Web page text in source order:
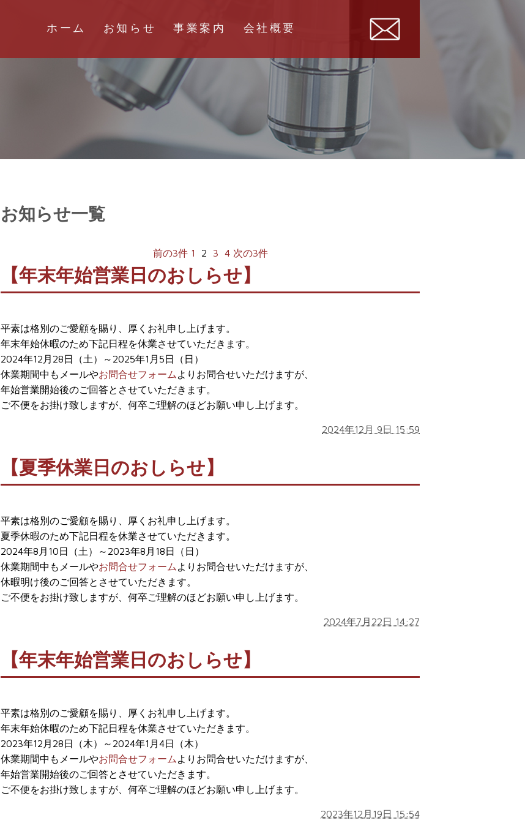
ホーム お知らせ 事業案内 会社概要
お知らせ一覧
前の3件 1 2 3 4 次の3件
【年末年始営業日のおしらせ】
平素は格別のご愛顧を賜り、厚くお礼申し上げます。
年末年始休暇のため下記日程を休業させていただきます。
2024年12月28日（土）～2025年1月5日（日）
休業期間中もメールやお問合せフォーム よりお問合せいただけますが、
年始営業開始後のご回答とさせていただきます。
ご不便をお掛け致しますが、何卒ご理解のほどお願い申し上げます。
2024年12月 9日 15:59
【夏季休業日のおしらせ】
平素は格別のご愛顧を賜り、厚くお礼申し上げます。
夏季休暇のため下記日程を休業させていただきます。
2024年8月10日（土）～2023年8月18日（日）
休業期間中もメールやお問合せフォーム よりお問合せいただけますが、
休暇明け後のご回答とさせていただきます。
ご不便をお掛け致しますが、何卒ご理解のほどお願い申し上げます。
2024年7月22日 14:27
【年末年始営業日のおしらせ】
平素は格別のご愛顧を賜り、厚くお礼申し上げます。
年末年始休暇のため下記日程を休業させていただきます。
2023年12月28日（木）～2024年1月4日（木）
休業期間中もメールやお問合せフォーム よりお問合せいただけますが、
年始営業開始後のご回答とさせていただきます。
ご不便をお掛け致しますが、何卒ご理解のほどお願い申し上げます。
2023年12月19日 15:54